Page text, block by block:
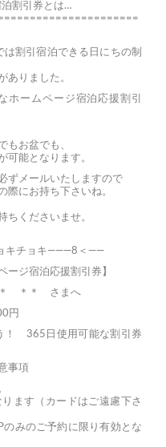
割引券とは…
割引宿泊できる日にちの制
ありました。
ホームページ宿泊応援割引
もお盆でも、
可能となります。
ずメールいたしますので
際にお持ち下さいね。
ちくださいませ。
キチョキ———8＜——
泊応援割引券】
＊＊ さまへ
365日使用可能な割引券
ます（カードはご遠慮下さ
みのご予約に限り有効とな